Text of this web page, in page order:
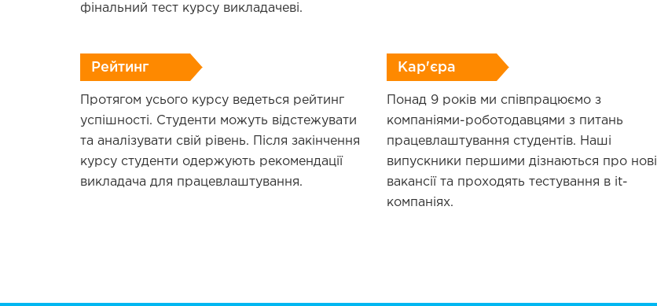
фінальний тест курсу викладачеві.
Рейтинг
Протягом усього курсу ведеться рейтинг
успішності. Студенти можуть відстежувати
та аналізувати свій рівень. Після закінчення
курсу студенти одержують рекомендації
викладача для працевлаштування.
Кар'єра
Понад 9 років ми співпрацюємо з
компаніями-роботодавцями з питань
працевлаштування студентів. Наші
випускники першими дізнаються про нові
вакансії та проходять тестування в it-
компаніях.